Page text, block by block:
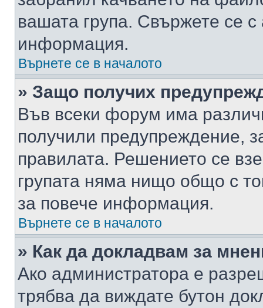
вашата група. Свържете се
информация.
Върнете се в началото
» Защо получих
Във всеки форум има
получили предупреждение,
правилата. Решението се
групата няма нищо общо с
за повече информация.
Върнете се в началото
» Как да докладвам за
Ако администратора е
трябва да виждате бутон